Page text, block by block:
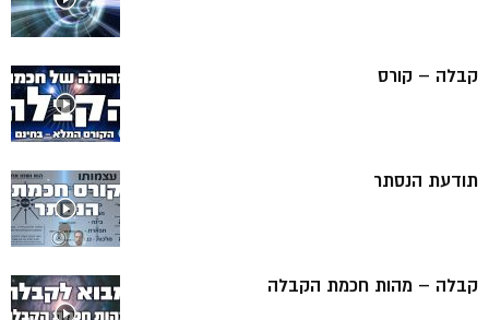
קבלה – קורס
תודעת הנסתר
קבלה – מהות חכמת הקבלה